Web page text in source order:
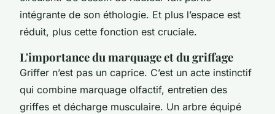
intégrante de son éthologie. Et plus l’espace est
réduit, plus cette fonction est cruciale.
L'importance du marquage et du griffage
Griffer n’est pas un caprice. C’est un acte instinctif
qui combine marquage olfactif, entretien des
griffes et décharge musculaire. Un arbre équipé